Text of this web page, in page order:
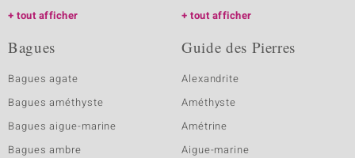
tout afficher
tout afficher
Bagues
Bagues agate
Bagues améthyste
Bagues aigue-marine
Bagues ambre
Guide des Pierres
Alexandrite
Améthyste
Amétrine
Aigue-marine